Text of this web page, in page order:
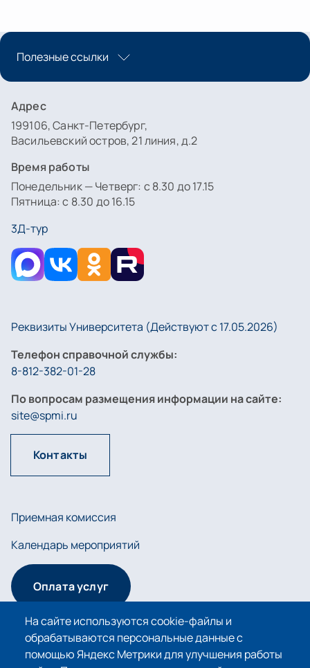
На сайте используются cookie-файлы и
обрабатываются персональные данные с
помощью Яндекс Метрики для улучшения работы
Полезные ссылки
Адрес
199106, Санкт-Петербург,
Васильевский остров, 21 линия, д.2
Время работы
Понедельник — Четверг: с 8.30 до 17.15
Пятница: с 8.30 до 16.15
3Д-тур
Реквизиты Университета (Действуют с 17.05.2026)
Телефон справочной службы:
8-812-382-01-28
По вопросам размещения информации на сайте:
site@spmi.ru
Контакты
Приемная комиссия
Календарь мероприятий
Оплата услуг
Сведения об образовательной организации